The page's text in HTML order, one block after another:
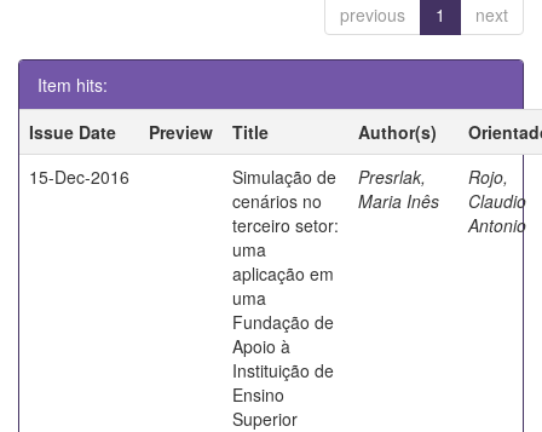
previous 1 next
Item hits:
Issue Date
Preview Title Author(s)
15-Dec-2016
Simulação de
cenários no
terceiro setor:
uma
aplicação em
uma
Fundação de
Apoio à
Instituição de
Ensino
Superior
Presrlak,
Maria Inês
Rojo,
Claudio
Antonio